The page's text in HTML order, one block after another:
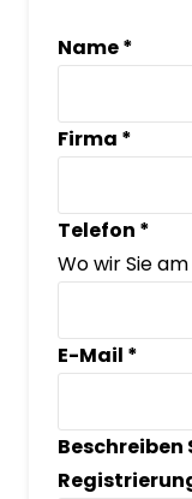
Name*
Firma *
Telefon *
Wo wir Sie
E-Mail *
Beschreiben